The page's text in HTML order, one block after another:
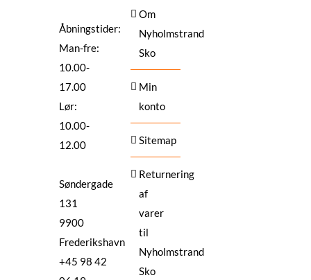
Åbningstider:
Man-fre:
10.00-
17.00
Lør:
10.00-
12.00
Søndergade
131
9900
Frederikshavn
+45 98 42
Om
Nyholmstrand
Sko
Min
konto
Sitemap
Returnering
af
varer
til
Nyholmstrand
Sko